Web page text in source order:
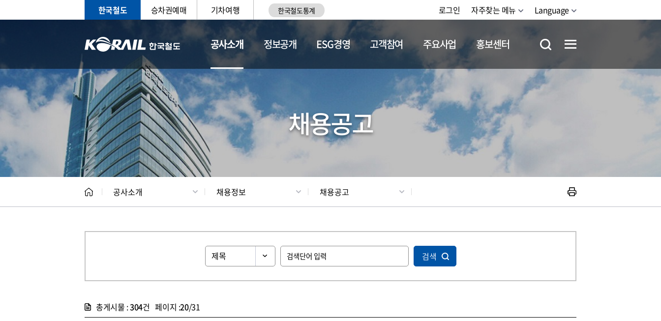
한국철도 승차권예매 기차여행 한국철도통계 로그인 자주찾는 메뉴 Language
공사소개
CEO 일반현황 채용정보
정보공개 ESG경영 고객참여 주요사업 홍보센터
채용공고
공사소개 채용정보 채용공고
검색
총게시물 :304건 페이지 :20/31